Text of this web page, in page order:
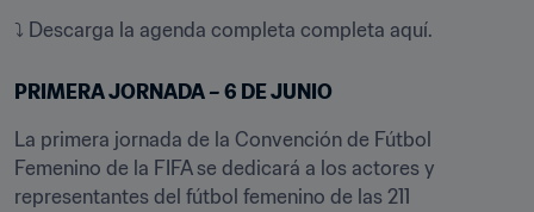
⤵️ Descarga la agenda completa completa aquí.
PRIMERA JORNADA – 6 DE JUNIO
La primera jornada de la Convención de Fútbol
Femenino de la FIFA se dedicará a los actores y
representantes del fútbol femenino de las 211